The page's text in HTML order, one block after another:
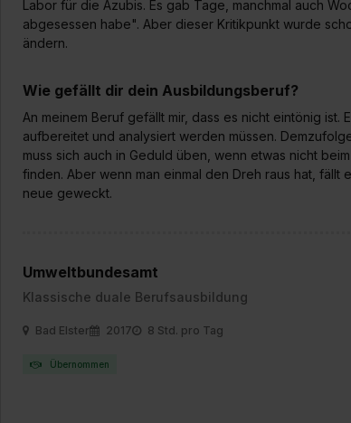
„Datenschutz-
„Details zeigen“.
Labor für die Azubis. Es gab Tage, manchmal auch
abgesessen habe". Aber dieser Kritikpunkt wurde
ändern.
Wie gefällt dir dein Ausbildungsberuf?
An meinem Beruf gefällt mir, dass es nicht eintönig
aufbereitet und analysiert werden müssen.
muss sich auch in Geduld üben, wenn etwas nicht
finden. Aber wenn man einmal den Dreh raus hat,
neue geweckt.
Umweltbundesamt
Klassische duale Berufsausbildung
Bad Elster 2017 8 Std. pro Tag
Übernommen